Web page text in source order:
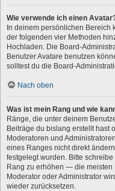
Wie verwende ich einen
In deinem persönlichen Bereich
der folgenden vier Methoden
Hochladen. Die Board-
Benutzer Avatare benutzen
solltest du die Board-
Nach oben
Was ist mein Rang und wie
Ränge, die unter deinem
Beiträge du bislang erstellt hast
Moderatoren und
eines Ranges nicht direkt
festgelegt wurden. Bitte
Rang zu erhöhen — die meisten
Moderator oder Administrator
wieder zurücksetzen.